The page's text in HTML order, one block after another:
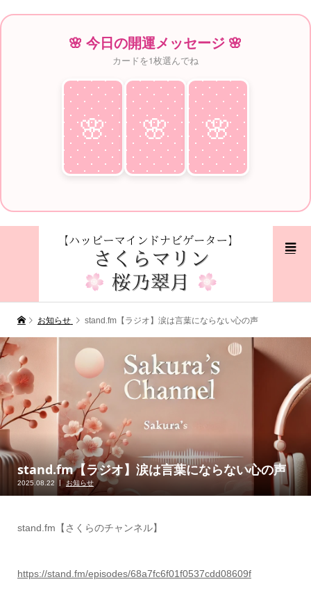
🌸 今日の開運メッセージ 🌸
カードを1枚選んでね
🌸
♥ 🌸
♥ 🌸
♥
お知らせ stand.fm【ラジオ】涙は言葉にならない心の声
stand.fm【ラジオ】涙は言葉にならない心の声
2025.08.22 お知らせ
stand.fm【さくらのチャンネル】
https://stand.fm/episodes/68a7fc6f01f0537cdd08609f